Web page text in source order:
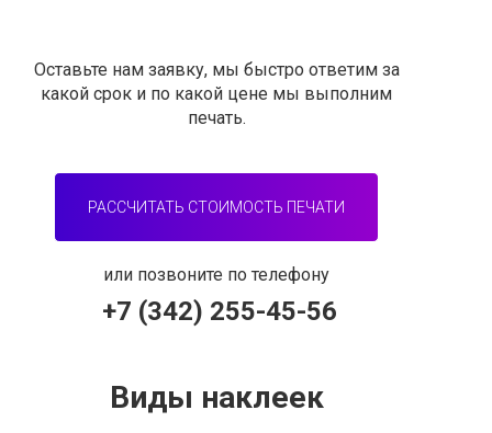
Оставьте нам заявку, мы быстро ответим за
какой срок и по какой цене мы выполним
печать.
РАССЧИТАТЬ СТОИМОСТЬ ПЕЧАТИ
или позвоните по телефону
+7 (342) 255-45-56
Виды наклеек